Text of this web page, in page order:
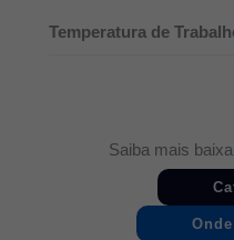
Temperatura de
Saiba mais